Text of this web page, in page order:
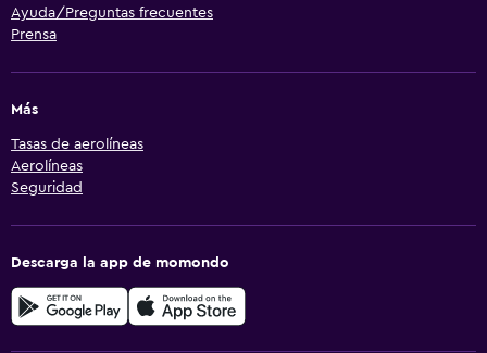
Ayuda/Preguntas frecuentes
Prensa
Más
Tasas de aerolíneas
Aerolíneas
Seguridad
Descarga la app de momondo